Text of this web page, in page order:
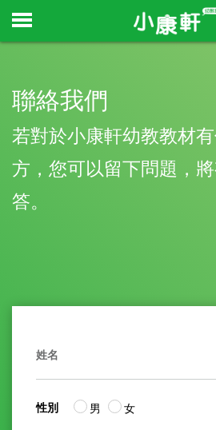
聯絡我們
若對於小康軒幼教教材
方，您可以留下問題，
答。
性別 男 女